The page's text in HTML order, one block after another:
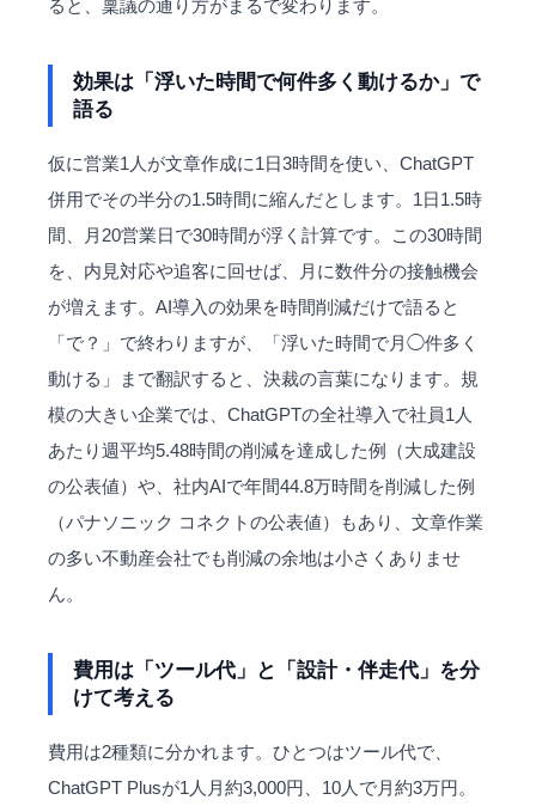
ると、稟議の通り方がまるで変わります。
効果は「浮いた時間で何件多く動けるか」で
語る
仮に営業1人が文章作成に1日3時間を使い、ChatGPT
併用でその半分の1.5時間に縮んだとします。1日1.5時
間、月20営業日で30時間が浮く計算です。この30時間
を、内見対応や追客に回せば、月に数件分の接触機会
が増えます。AI導入の効果を時間削減だけで語ると
「で？」で終わりますが、「浮いた時間で月◯件多く
動ける」まで翻訳すると、決裁の言葉になります。規
模の大きい企業では、ChatGPTの全社導入で社員1人
あたり週平均5.48時間の削減を達成した例（大成建設
の公表値）や、社内AIで年間44.8万時間を削減した例
（パナソニック コネクトの公表値）もあり、文章作業
の多い不動産会社でも削減の余地は小さくありませ
ん。
費用は「ツール代」と「設計・伴走代」を分
けて考える
費用は2種類に分かれます。ひとつはツール代で、
ChatGPT Plusが1人月約3,000円、10人で月約3万円。